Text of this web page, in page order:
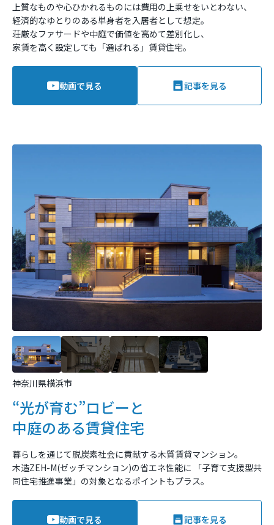
上質なものや心ひかれるものには費用の上乗せをいとわない、
経済的なゆとりのある単身者を入居者として想定。
荘厳なファサードや中庭で価値を高めて差別化し、
家賃を高く設定しても「選ばれる」賃貸住宅。
動画で見る 記事を見る
神奈川県横浜市
“光が育む”ロビーと
中庭のある賃貸住宅
暮らしを通じて脱炭素社会に貢献する⽊質賃貸マンション。
木造ZEH-M(ゼッチマンション)の省エネ性能に 「子育て支援型共
同住宅推進事業」の対象となるポイントもプラス。
動画で見る 記事を見る